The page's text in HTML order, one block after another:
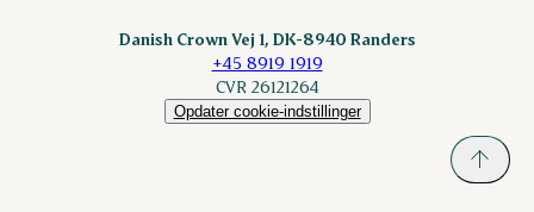
Danish Crown Vej 1, DK-8940 Randers
+45 8919 1919
CVR 26121264
Opdater cookie-indstillinger